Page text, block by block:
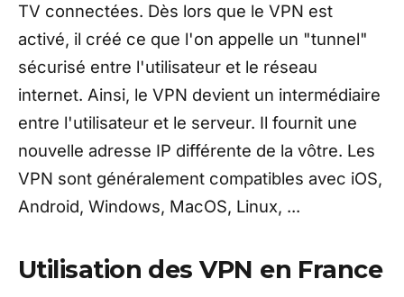
TV connectées. Dès lors que le VPN est
activé, il créé ce que l'on appelle un "tunnel"
sécurisé entre l'utilisateur et le réseau
internet. Ainsi, le VPN devient un intermédiaire
entre l'utilisateur et le serveur. Il fournit une
nouvelle adresse IP différente de la vôtre. Les
VPN sont généralement compatibles avec iOS,
Android, Windows, MacOS, Linux, ...
Utilisation des VPN en France